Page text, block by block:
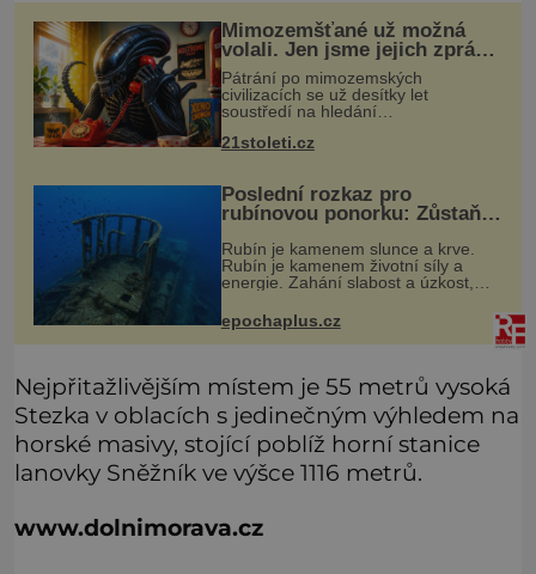
Mimozemšťané už možná
volali. Jen jsme jejich zprávu
nedokázali rozpoznat
Pátrání po mimozemských
civilizacích se už desítky let
soustředí na hledání
které by příroda sama vytvořila jen
21stoleti.cz
Poslední rozkaz pro
rubínovou ponorku: Zůstaňte
Rubín je kamenem slunce a krve.
Rubín je kamenem životní síly a
energie. Zahání slabost a úzkost,
jménem pro neživý stroj, kterému
člověk prokázal čest nezmizet v tavic
epochaplus.cz
Nejpřitažlivějším místem je 55 metrů vysoká
Stezka v oblacích s jedinečným výhledem na
horské masivy, stojící poblíž horní stanice
lanovky Sněžník ve výšce 1116 metrů.
www.dolnimorava.cz